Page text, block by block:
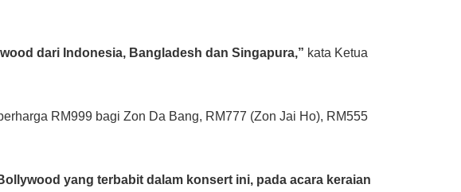
dari Indonesia, Bangladesh dan Singapura,” kata Ketua
RM999 bagi Zon Da Bang, RM777 (Zon Jai Ho), RM555
yang terbabit dalam konsert ini, pada acara keraian